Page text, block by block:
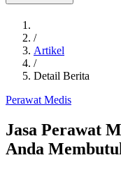
/
Artikel
/
Detail Berita
Perawat Medis
Jasa Perawat
Anda